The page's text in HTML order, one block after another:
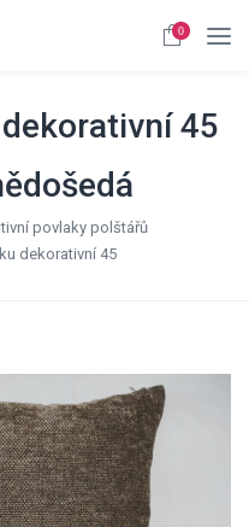
0
45
povlaky polštářů
dekorativní 45